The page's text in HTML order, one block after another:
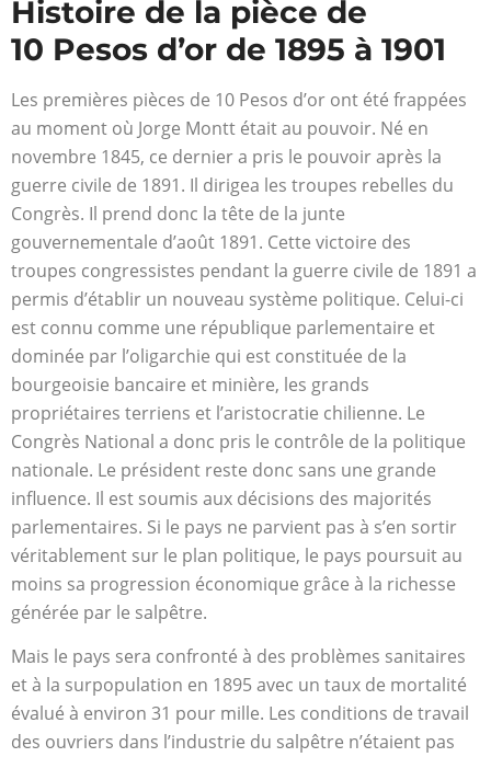
Histoire de la pièce de
10 Pesos d’or de 1895 à 1901
Les premières pièces de 10 Pesos d’or ont été frappées
au moment où Jorge Montt était au pouvoir. Né en
novembre 1845, ce dernier a pris le pouvoir après la
guerre civile de 1891. Il dirigea les troupes rebelles du
Congrès. Il prend donc la tête de la junte
gouvernementale d’août 1891. Cette victoire des
troupes congressistes pendant la guerre civile de 1891 a
permis d’établir un nouveau système politique. Celui-ci
est connu comme une république parlementaire et
dominée par l’oligarchie qui est constituée de la
bourgeoisie bancaire et minière, les grands
propriétaires terriens et l’aristocratie chilienne. Le
Congrès National a donc pris le contrôle de la politique
nationale. Le président reste donc sans une grande
influence. Il est soumis aux décisions des majorités
parlementaires. Si le pays ne parvient pas à s’en sortir
véritablement sur le plan politique, le pays poursuit au
moins sa progression économique grâce à la richesse
générée par le salpêtre.
Mais le pays sera confronté à des problèmes sanitaires
et à la surpopulation en 1895 avec un taux de mortalité
évalué à environ 31 pour mille. Les conditions de travail
des ouvriers dans l’industrie du salpêtre n’étaient pas